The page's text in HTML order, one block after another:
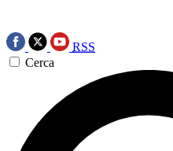
RSS
Cerca